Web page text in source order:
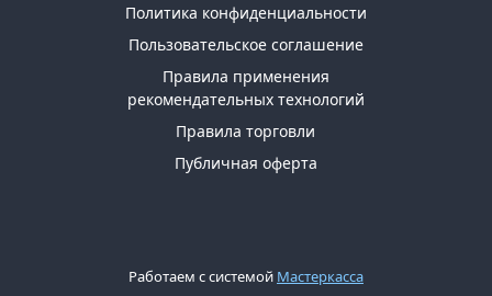
Политика конфиденциальности
Пользовательское соглашение
Правила применения
рекомендательных технологий
Правила торговли
Публичная оферта
Работаем с системой Мастеркасса